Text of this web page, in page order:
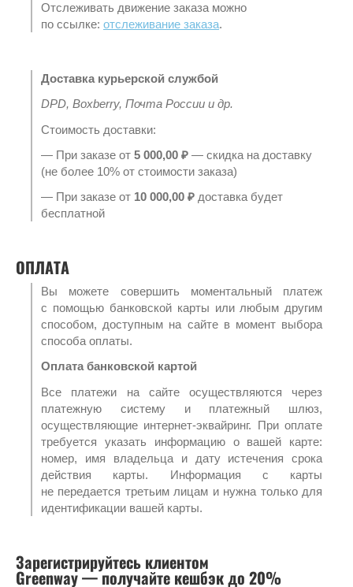
Отслеживать движение заказа можно
по ссылке: отслеживание заказа.
Доставка курьерской службой
DPD, Boxberry, Почта России и др.
Стоимость доставки:
— При заказе от 5 000,00 ₽ — скидка на доставку
(не более 10% от стоимости заказа)
— При заказе от 10 000,00 ₽ доставка будет
бесплатной
ОПЛАТА
Вы можете совершить моментальный платеж
с помощью банковской карты или любым другим
способом, доступным на сайте в момент выбора
способа оплаты.
Оплата банковской картой
Все платежи на сайте осуществляются через
платежную систему и платежный шлюз,
осуществляющие интернет-эквайринг. При оплате
требуется указать информацию о вашей карте:
номер, имя владельца и дату истечения срока
действия карты. Информация с карты
не передается третьим лицам и нужна только для
идентификации вашей карты.
Зарегистрируйтесь клиентом
Greenway — получайте кешбэк до 20%